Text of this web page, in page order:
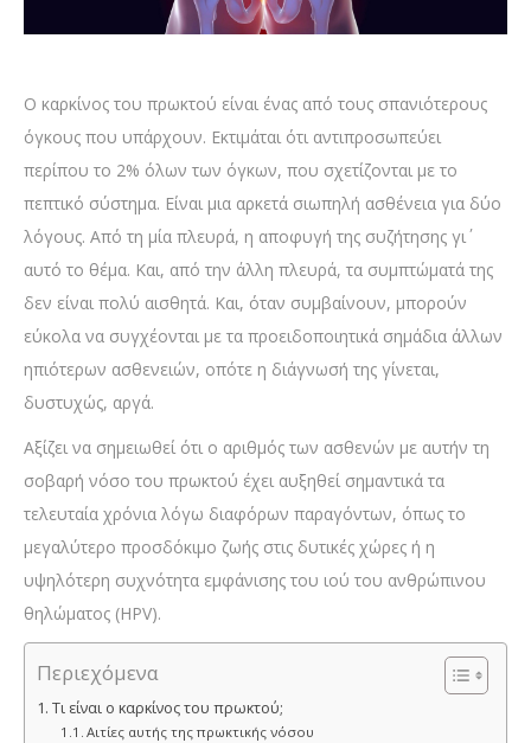
Ο καρκίνος του πρωκτού είναι ένας από τους σπανιότερους
όγκους που υπάρχουν. Εκτιμάται ότι αντιπροσωπεύει
περίπου το 2% όλων των όγκων, που σχετίζονται με το
πεπτικό σύστημα. Είναι μια αρκετά σιωπηλή ασθένεια για δύο
λόγους. Από τη μία πλευρά, η αποφυγή της συζήτησης γι΄
αυτό το θέμα. Και, από την άλλη πλευρά, τα συμπτώματά της
δεν είναι πολύ αισθητά. Και, όταν συμβαίνουν, μπορούν
εύκολα να συγχέονται με τα προειδοποιητικά σημάδια άλλων
ηπιότερων ασθενειών, οπότε η διάγνωσή της γίνεται,
δυστυχώς, αργά.
Αξίζει να σημειωθεί ότι ο αριθμός των ασθενών με αυτήν τη
σοβαρή νόσο του πρωκτού έχει αυξηθεί σημαντικά τα
τελευταία χρόνια λόγω διαφόρων παραγόντων, όπως το
μεγαλύτερο προσδόκιμο ζωής στις δυτικές χώρες ή η
υψηλότερη συχνότητα εμφάνισης του ιού του ανθρώπινου
θηλώματος (HPV).
Περιεχόμενα
Τι είναι ο καρκίνος του πρωκτού;
Αιτίες αυτής της πρωκτικής νόσου